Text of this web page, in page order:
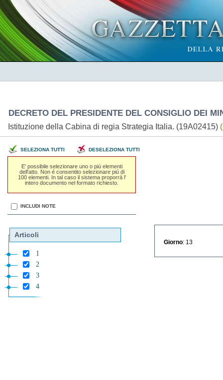
DECRETO DEL PRESIDENTE DEL CONSIGLIO DEI
Istituzione della Cabina di regia Strategia Italia. (19A02415)
SELEZIONA TUTTI DESELEZIONA TUTTI
E' possibile selezionare uno o piú elementi
dell'atto. Non é consentito selezionare piú di
100 elementi. In tal caso il sistema proporrá l'
intero documento nel formato richiesto.
INCLUDI NOTE
Articoli
1
2
3
4
Giorno : 13